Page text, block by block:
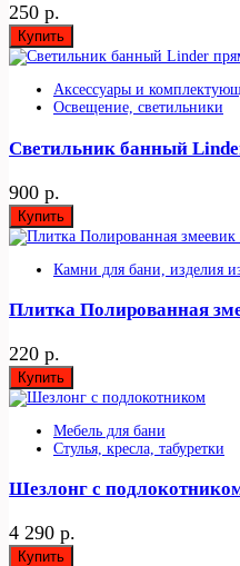
250 р.
Купить
Аксессуары и
Освещение, светильники
Светильник банный
900 р.
Купить
Камни для бани, изделия
Плитка Полированная
220 р.
Купить
Мебель для бани
Стулья, кресла, табуретки
Шезлонг с
4 290 р.
Купить